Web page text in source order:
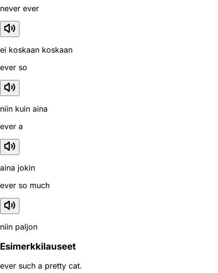
never ever
ei koskaan koskaan
ever so
niin kuin aina
ever a
aina jokin
ever so much
niin paljon
Esimerkkilauseet
ever such a pretty cat.